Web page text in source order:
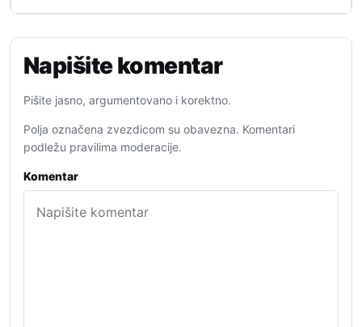
Napišite komentar
Pišite jasno, argumentovano i korektno.
Polja označena zvezdicom su obavezna. Komentari
podležu pravilima moderacije.
Komentar